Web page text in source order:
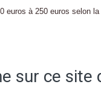
euros à 250 euros selon
sur ce